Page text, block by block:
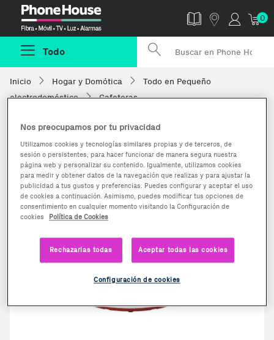
0
Todo
Inicio Hogar y Domótica
Todo en Pequeño
electrodoméstico
Cafeteras
Nos preocupamos por tu privacidad
Utilizamos cookies y tecnologías similares propias y de terceros, de
sesión o persistentes, para hacer funcionar de manera segura nuestra
página web y personalizar su contenido. Igualmente, utilizamos cookies
para medir y obtener datos de la navegación que realizas y para ajustar la
publicidad a tus gustos y preferencias. Puedes configurar y aceptar el uso
de cookies a continuación. Asimismo, puedes modificar tus opciones de
consentimiento en cualquier momento visitando la Configuración de
cookies
Política de Cookies
Rechazarlas todas Aceptar todas las cookies
Configuración de cookies